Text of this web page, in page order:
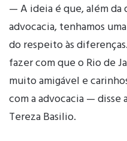
— A ideia é que, além da
advocacia, tenhamos
do respeito às
fazer com que o Rio de
muito amigável e
com a advocacia — disse
Tereza Basilio.